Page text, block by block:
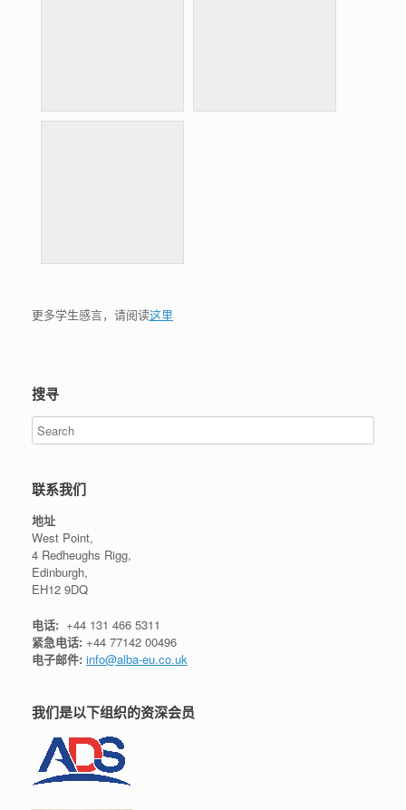
更多学生感言，请阅读这里
搜寻
联系我们
地址
West Point,
4 Redheughs Rigg,
Edinburgh,
EH12 9DQ
电话: +44 131 466 5311
紧急电话: +44 77142 00496
电子邮件: info@alba-eu.co.uk
我们是以下组织的资深会员